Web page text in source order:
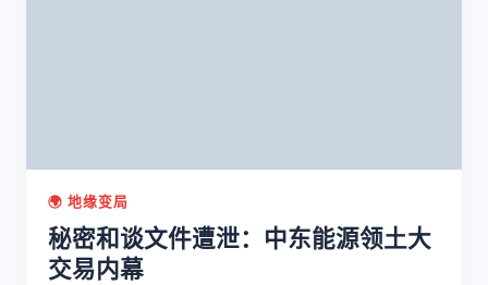
🌍 地缘变局
秘密和谈文件遭泄：中东能源领土大
交易内幕